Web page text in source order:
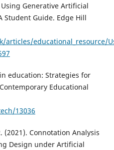
Generative Artificial
Student Guide. Edge Hill
educational_resource/
education: Strategies for
Educational
13036
(2021). Connotation Analysis
Design under Artificial